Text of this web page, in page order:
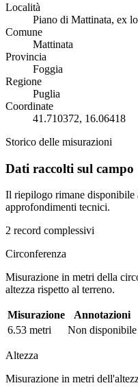
Località
Piano di Mattinata, ex
Comune
Mattinata
Provincia
Foggia
Regione
Puglia
Coordinate
41.710372, 16.06418
Storico delle misurazioni
Dati raccolti sul campo
Il riepilogo rimane disponibile
approfondimenti tecnici.
2 record complessivi
Circonferenza
Misurazione in metri della
altezza rispetto al terreno.
Misurazione Annotazioni
6.53 metri
Non disponibile
Altezza
Misurazione in metri